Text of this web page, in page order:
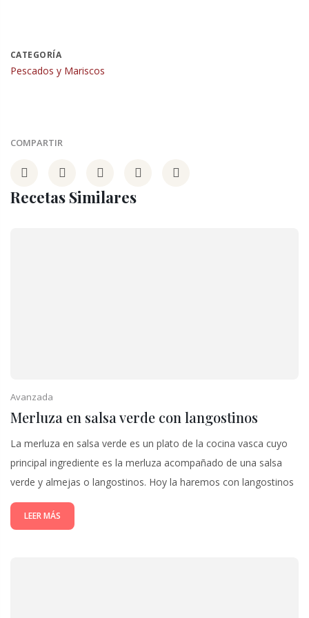
CATEGORÍA
Pescados y Mariscos
COMPARTIR
Recetas Similares
Avanzada
Merluza en salsa verde con langostinos
La merluza en salsa verde es un plato de la cocina vasca cuyo
principal ingrediente es la merluza acompañado de una salsa
verde y almejas o langostinos. Hoy la haremos con langostinos
LEER MÁS